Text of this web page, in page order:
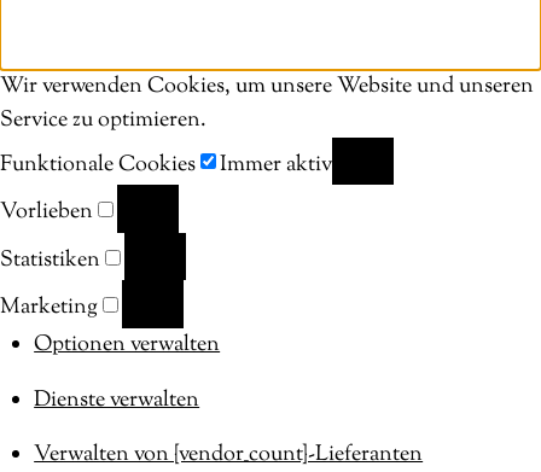
Wir verwenden Cookies, um unsere Website und unseren
Service zu optimieren.
Funktionale Cookies
FUNKTIONALE
Immer aktiv
Vorlieben
VORLIEBEN
Statistiken
STATISTIKEN
Marketing
MARKETING
Optionen verwalten
Dienste verwalten
Verwalten von {vendor_count}-Lieferanten